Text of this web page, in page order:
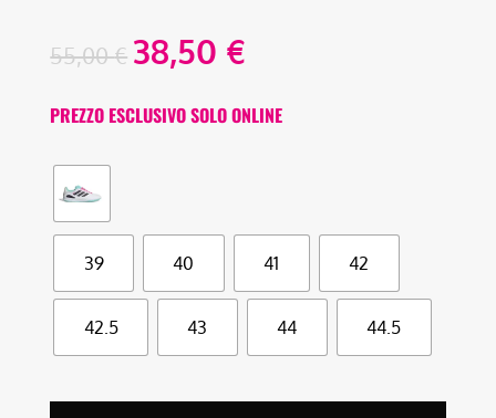
55,00€ 38,50 €
PREZZO ESCLUSIVO SOLO ONLINE
39 40 41 42
42.5 43 44 44.5